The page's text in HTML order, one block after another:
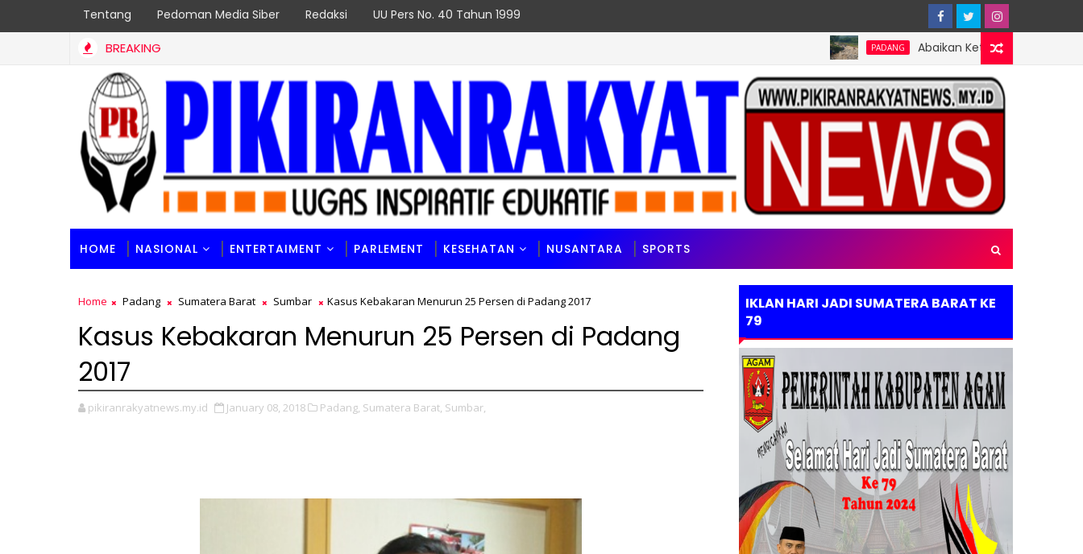
Tentang Pedoman Media Siber Redaksi UU Pers No. 40 Tahun 1999
BREAKING PADANG Abaikan Keterbukaan Informasi
HOME NASIONAL ENTERTAIMENT PARLEMENT KESEHATAN NUSANTARA SPORTS
Home Padang Sumatera Barat Sumbar Kasus Kebakaran Menurun 25 Persen di Padang 2017
Kasus Kebakaran Menurun 25 Persen di Padang
2017
pikiranrakyatnews.my.id January 08, 2018 Padang, Sumatera Barat, Sumbar,
IKLAN HARI JADI SUMATERA BARAT KE
79